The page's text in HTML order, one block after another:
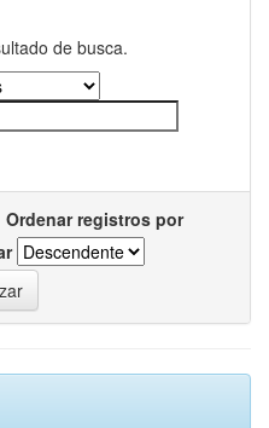
de busca.
Ordenar registros por